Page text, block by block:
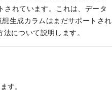
れています。これは、データ
生成カラムはまだサポートされ
について説明します。
す。